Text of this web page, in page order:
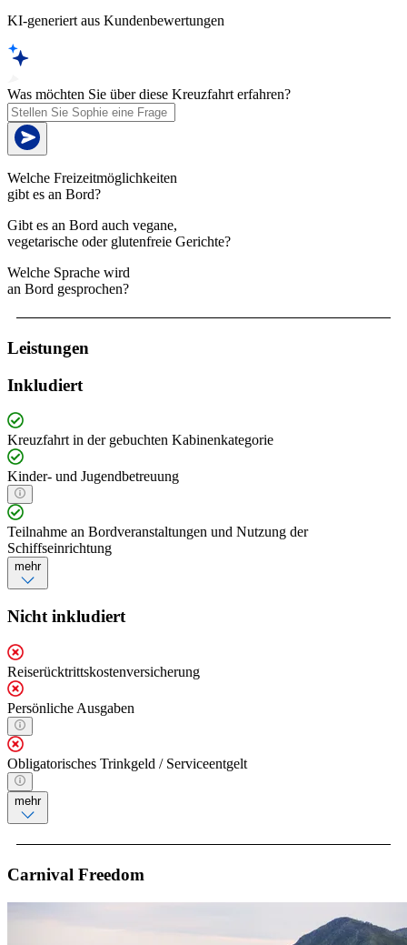
KI-generiert aus Kundenbewertungen
Was möchten Sie über diese Kreuzfahrt erfahren?
Welche Freizeitmöglichkeiten
gibt es an Bord?
Gibt es an Bord auch vegane,
vegetarische oder glutenfreie Gerichte?
Welche Sprache wird
an Bord gesprochen?
Leistungen
Inkludiert
Kreuzfahrt in der gebuchten Kabinenkategorie
Kinder- und Jugendbetreuung
Teilnahme an Bordveranstaltungen und Nutzung der
Schiffseinrichtung
mehr
Nicht inkludiert
Reiserücktrittskostenversicherung
Persönliche Ausgaben
Obligatorisches Trinkgeld / Serviceentgelt
mehr
Carnival Freedom